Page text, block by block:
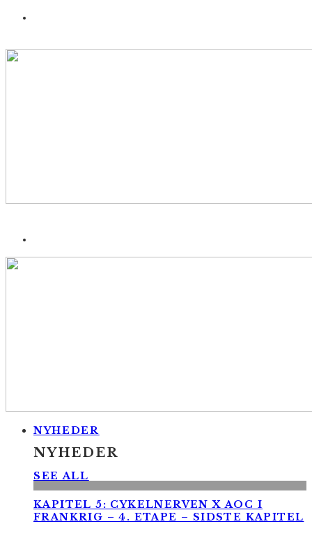
NYHEDER
NYHEDER
SEE ALL
KAPITEL 5: CYKELNERVEN X AOC I
FRANKRIG – 4. ETAPE – SIDSTE KAPITEL